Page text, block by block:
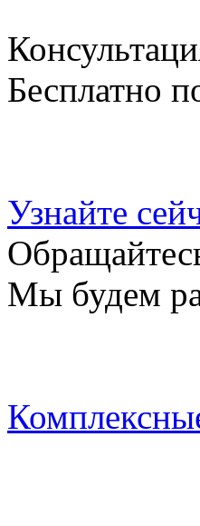
Бесплатно
Узнайте
Мы будем